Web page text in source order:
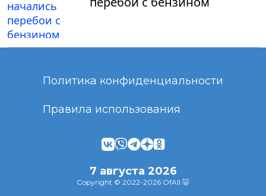
Политика конфиденциальности
Правила использования
7 августа 2026
Copyright © 2022-2026 OfAll 🐷